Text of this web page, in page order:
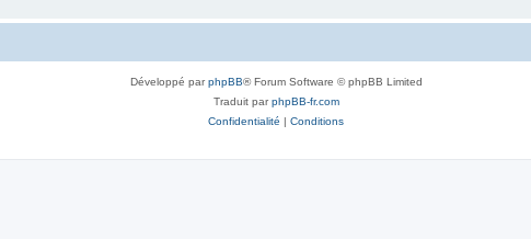
Développé parphpBB® Forum Software © phpBB Limited
Traduit parphpBB-fr.com
Confidentialité | Conditions